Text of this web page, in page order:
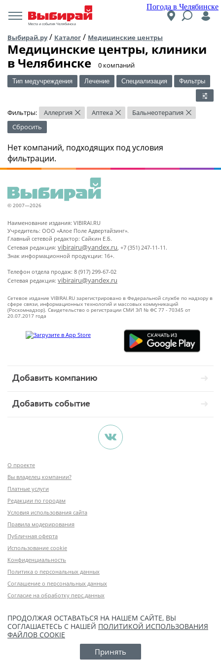
Погода в Челябинске
Места и события Челябинска
Выбирай.ру/ Каталог / Медицинские центры
Медицинские центры, клиники
в Челябинске
​0 компаний
Тип медучреждения Лечение Специализация Фильтры
Фильтры: Аллергия × Аптека × Бальнеотерапия ×
Сбросить
Нет компаний, подходящих под условия
фильтрации.
© 2007—2026
Наименование издания: VIBIRAI.RU
Учредитель: ООО «Алое Поле Адвертайзинг».
Главный сетевой редактор: Сайкин Е.Б.
Сетевая редакция: vibirairu@yandex.ru, +7 (351) 247-11-11.
Знак информационной продукции: 16+.
Телефон отдела продаж: 8 (917) 299-67-02
Сетевая редакция: vibirairu@yandex.ru
Сетевое издание VIBIRAI.RU зарегистрировано в Федеральной службе по надзору в
сфере связи, информационных технологий и массовых коммуникаций
(Роскомнадзор). Свидетельство о регистрации СМИ ЭЛ № ФС 77 - 70345 от
20.07.2017 года
Добавить компанию
Добавить событие
О проекте
Вы владелец компании?
Платные услуги
Редакции по городам
Условия использования сайта
Правила модерирования
Публичная оферта
Использование cookie
Конфиденциальность
Политика о персональных данных
Соглашение о персональных данных
Согласие на обработку перс.данных
ПРОДОЛЖАЯ ОСТАВАТЬСЯ НА НАШЕМ САЙТЕ, ВЫ
СОГЛАШАЕТЕСЬ С НАШЕЙ ПОЛИТИКОЙ ИСПОЛЬЗОВАНИЯ
ФАЙЛОВ COOKIE
Принять